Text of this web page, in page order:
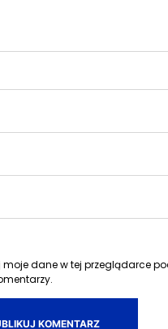
dane w tej przeglądarce